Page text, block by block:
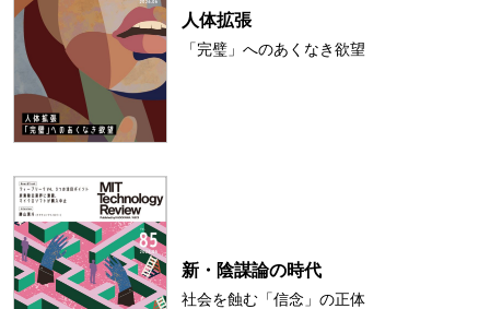
人体拡張
「完璧」へのあくなき欲望
新・陰謀論の時代
社会を蝕む「信念」の正体